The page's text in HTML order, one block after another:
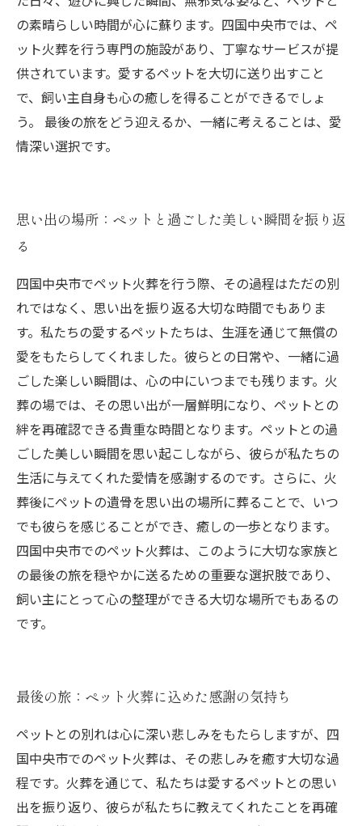
の素晴らしい時間が心に蘇ります。四国中央市では、ペ
ット火葬を行う専門の施設があり、丁寧なサービスが提
供されています。愛するペットを大切に送り出すこと
で、飼い主自身も心の癒しを得ることができるでしょ
う。 最後の旅をどう迎えるか、一緒に考えることは、愛
情深い選択です。
思い出の場所：ペットと過ごした美しい瞬間を振り返
る
四国中央市でペット火葬を行う際、その過程はただの別
れではなく、思い出を振り返る大切な時間でもありま
す。私たちの愛するペットたちは、生涯を通じて無償の
愛をもたらしてくれました。彼らとの日常や、一緒に過
ごした楽しい瞬間は、心の中にいつまでも残ります。火
葬の場では、その思い出が一層鮮明になり、ペットとの
絆を再確認できる貴重な時間となります。ペットとの過
ごした美しい瞬間を思い起こしながら、彼らが私たちの
生活に与えてくれた愛情を感謝するのです。さらに、火
葬後にペットの遺骨を思い出の場所に葬ることで、いつ
でも彼らを感じることができ、癒しの一歩となります。
四国中央市でのペット火葬は、このように大切な家族と
の最後の旅を穏やかに送るための重要な選択肢であり、
飼い主にとって心の整理ができる大切な場所でもあるの
です。
最後の旅：ペット火葬に込めた感謝の気持ち
ペットとの別れは心に深い悲しみをもたらしますが、四
国中央市でのペット火葬は、その悲しみを癒す大切な過
程です。火葬を通じて、私たちは愛するペットとの思い
出を振り返り、彼らが私たちに教えてくれたことを再確